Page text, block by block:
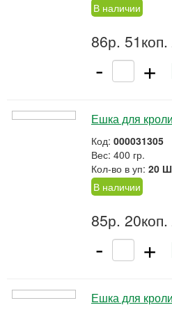
В наличии
86р. 51коп.
- +
Ешка для
Код: 000031305
Вес: 400 гр.
Кол-во в уп: 20
В наличии
85р. 20коп.
- +
Ешка для